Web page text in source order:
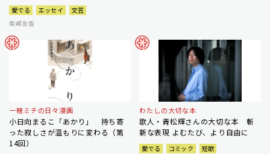
愛でる エッセイ
文芸
柴崎友香
一穂ミチの日々漫画
小日向まるこ「あかり」 持ち寄
った寂しさが温もりに変わる（第
14回）
わたしの大切な本
歌人・青松輝さんの大切な本 斬
新な表現 よむたび、より自由に
愛でる コミック 短歌